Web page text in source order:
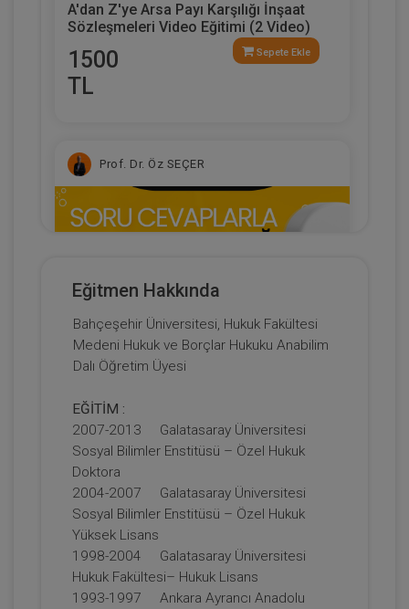
A'dan Z'ye Arsa Payı Karşılığı İnşaat
Sözleşmeleri Video Eğitimi (2 Video)
1500
TL
Sepete Ekle
Prof. Dr. Öz SEÇER
Soru Cevaplarla Arsa Payı Karşılığı
750 TL
Eğitmen Hakkında
Bahçeşehir Üniversitesi, Hukuk Fakültesi
Medeni Hukuk ve Borçlar Hukuku Anabilim
Dalı Öğretim Üyesi
EĞİTİM :
2007-2013 Galatasaray Üniversitesi
Sosyal Bilimler Enstitüsü – Özel Hukuk
Doktora
2004-2007 Galatasaray Üniversitesi
Sosyal Bilimler Enstitüsü – Özel Hukuk
Yüksek Lisans
1998-2004 Galatasaray Üniversitesi
Hukuk Fakültesi– Hukuk Lisans
1993-1997 Ankara Ayrancı Anadolu